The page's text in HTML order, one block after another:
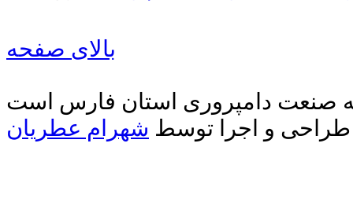
بالای صفحه
صنعت دامپروری استان فارس است
طراحی و اجرا توسط شهرام عطریان